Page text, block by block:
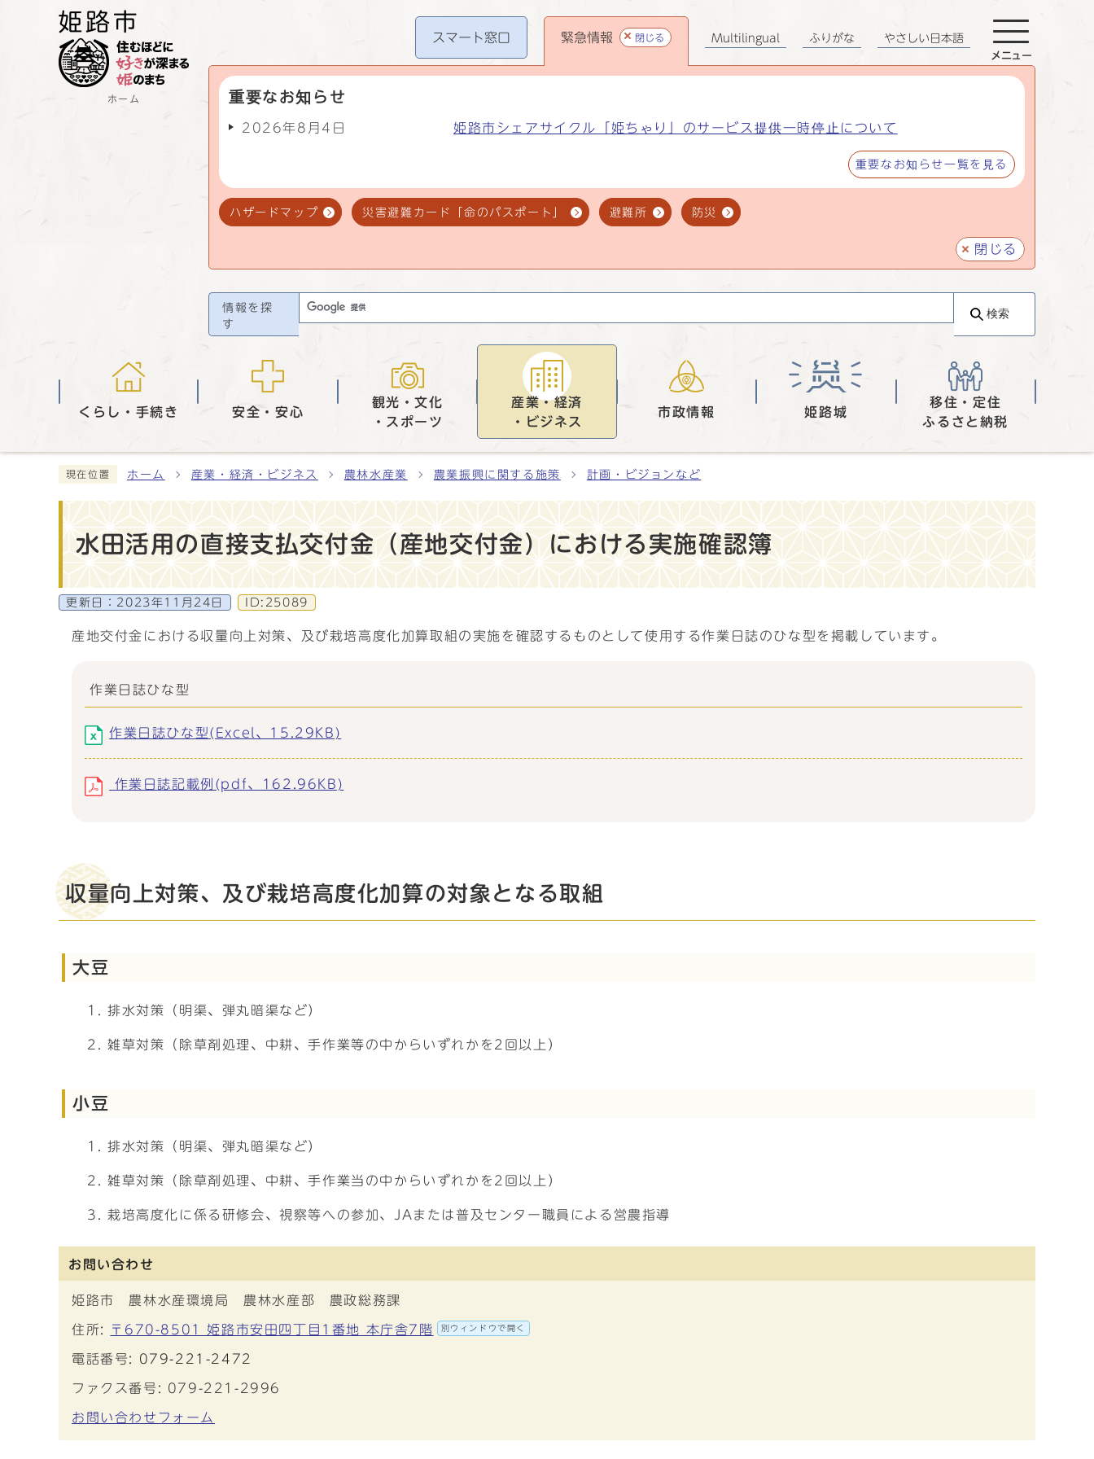
ホーム
スマート窓口 緊急情報 閉じる
重要なお知らせ
2026年8月4日 姫路市シェアサイクル「姫ちゃり」のサービス提供一時停止について
重要なお知らせ一覧を見る
ハザードマップ 災害避難カード「命のパスポート」 避難所 防災
閉じる
Multilingual ふりがな やさしい日本語
メニュー
情報を探
す
検索
くらし・手続き 安全・安心
観光・文化
・スポーツ
産業・経済
・ビジネス
市政情報 姫路城
移住・定住
ふるさと納税
現在位置 ホーム 産業・経済・ビジネス 農林水産業 農業振興に関する施策 計画・ビジョンなど
水田活用の直接支払交付金（産地交付金）における実施確認簿
更新日： 2023年11月24日 ID:25089
産地交付金における収量向上対策、及び栽培高度化加算取組の実施を確認するものとして使用する作業日誌のひな型を掲載しています。
作業日誌ひな型
作業日誌ひな型(Excel、15.29KB)
作業日誌記載例(pdf、162.96KB)
収量向上対策、及び栽培高度化加算の対象となる取組
大豆
排水対策（明渠、弾丸暗渠など）
雑草対策（除草剤処理、中耕、手作業等の中からいずれかを2回以上）
小豆
排水対策（明渠、弾丸暗渠など）
雑草対策（除草剤処理、中耕、手作業当の中からいずれかを2回以上）
栽培高度化に係る研修会、視察等への参加、JAまたは普及センター職員による営農指導
お問い合わせ
姫路市 農林水産環境局 農林水産部 農政総務課
住所: 〒670-8501 姫路市安田四丁目1番地 本庁舎7階 別ウィンドウで開く
電話番号: 079-221-2472
ファクス番号: 079-221-2996
お問い合わせフォーム